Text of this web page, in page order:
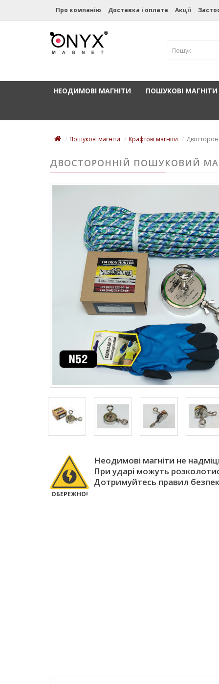
Про компанію Доставка і оплата Акції
НЕОДИМОВІ МАГНІТИ ПОШУКОВІ МАГНІТИ
Пошукові магніти Крафтові магніти
ДВОСТОРОННІЙ ПОШУКОВИЙ
ОБЕРЕЖНО!
Неодимові магніти не
При ударі можуть
Дотримуйтесь правил